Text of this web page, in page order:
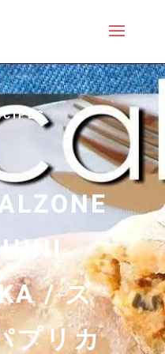
/ ズ
プリカ